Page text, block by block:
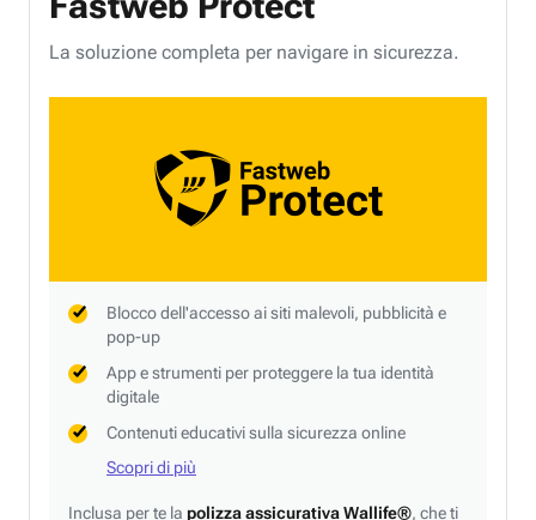
La soluzione completa per navigare in sicurezza.
Blocco dell'accesso ai siti malevoli, pubblicità e
pop-up
App e strumenti per proteggere la tua identità
digitale
Contenuti educativi sulla sicurezza online
Scopri di più
Inclusa per te la polizza assicurativa Wallife®, che ti